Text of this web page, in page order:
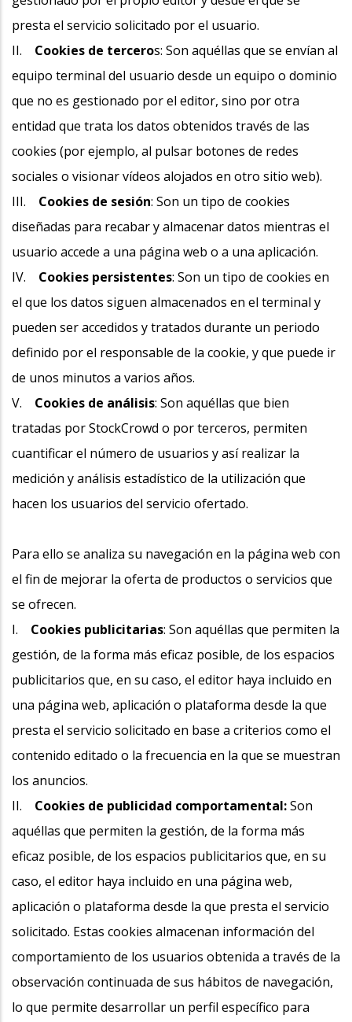
presta el servicio solicitado por el usuario.
II. Cookies de terceros: Son aquéllas que se envían al
equipo terminal del usuario desde un equipo o dominio
que no es gestionado por el editor, sino por otra
entidad que trata los datos obtenidos través de las
cookies (por ejemplo, al pulsar botones de redes
sociales o visionar vídeos alojados en otro sitio web).
III. Cookies de sesión: Son un tipo de cookies
diseñadas para recabar y almacenar datos mientras el
usuario accede a una página web o a una aplicación.
IV. Cookies persistentes: Son un tipo de cookies en
el que los datos siguen almacenados en el terminal y
pueden ser accedidos y tratados durante un periodo
definido por el responsable de la cookie, y que puede ir
de unos minutos a varios años.
V.
Cookies de análisis: Son aquéllas que bien
tratadas por StockCrowd o por terceros, permiten
cuantificar el número de usuarios y así realizar la
medición y análisis estadístico de la utilización que
hacen los usuarios del servicio ofertado.
Para ello se analiza su navegación en la página web con
el fin de mejorar la oferta de productos o servicios que
se ofrecen.
I. Cookies publicitarias: Son aquéllas que permiten la
gestión, de la forma más eficaz posible, de los espacios
publicitarios que, en su caso, el editor haya incluido en
una página web, aplicación o plataforma desde la que
presta el servicio solicitado en base a criterios como el
contenido editado o la frecuencia en la que se muestran
los anuncios.
II. Cookies de publicidad comportamental:Son
aquéllas que permiten la gestión, de la forma más
eficaz posible, de los espacios publicitarios que, en su
caso, el editor haya incluido en una página web,
aplicación o plataforma desde la que presta el servicio
solicitado. Estas cookies almacenan información del
comportamiento de los usuarios obtenida a través de la
observación continuada de sus hábitos de navegación,
lo que permite desarrollar un perfil específico para